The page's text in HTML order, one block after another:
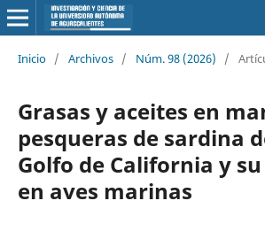
Inicio / Archivos / Núm. 98 (2026) /
Grasas y aceites en
pesqueras de sardina
Golfo de California y
en aves marinas